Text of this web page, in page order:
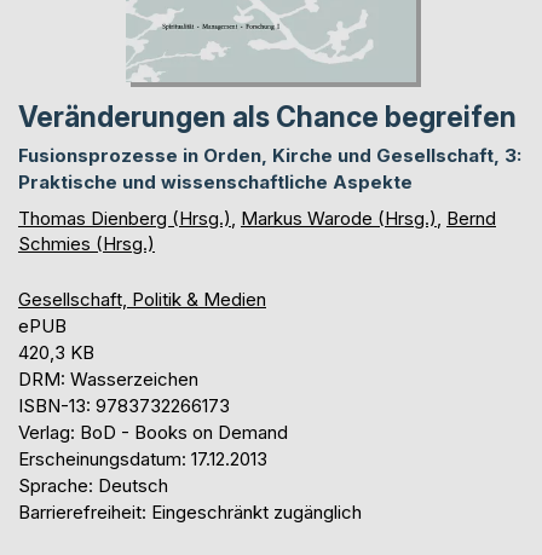
Veränderungen als Chance begreifen
Fusionsprozesse in Orden, Kirche und Gesellschaft, 3:
Praktische und wissenschaftliche Aspekte
Thomas Dienberg (Hrsg.), Markus Warode (Hrsg.), Bernd
Schmies (Hrsg.)
Gesellschaft, Politik & Medien
ePUB
420,3 KB
DRM: Wasserzeichen
ISBN-13: 9783732266173
Verlag: BoD - Books on Demand
Erscheinungsdatum: 17.12.2013
Sprache: Deutsch
Barrierefreiheit: Eingeschränkt zugänglich